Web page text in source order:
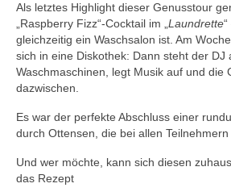
Als letztes Highlight dieser Genusstour
„Raspberry Fizz“-Cocktail im „Laundrette
gleichzeitig ein Waschsalon ist. Am
sich in eine Diskothek: Dann steht der DJ
Waschmaschinen, legt Musik auf und die
dazwischen.
Es war der perfekte Abschluss einer
durch Ottensen, die bei allen
Und wer möchte, kann sich diesen
das Rezept